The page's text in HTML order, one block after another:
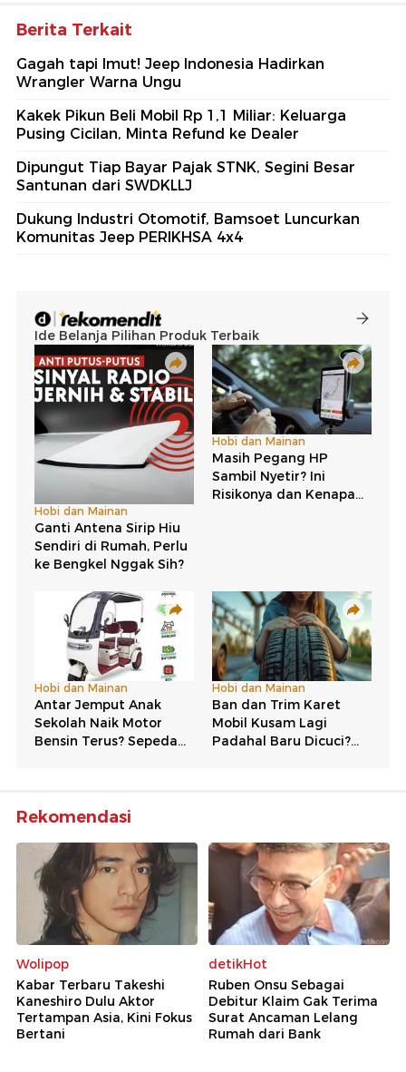
Berita Terkait
Gagah tapi Imut! Jeep Indonesia Hadirkan
Wrangler Warna Ungu
Kakek Pikun Beli Mobil Rp 1,1 Miliar: Keluarga
Pusing Cicilan, Minta Refund ke Dealer
Dipungut Tiap Bayar Pajak STNK, Segini Besar
Santunan dari SWDKLLJ
Dukung Industri Otomotif, Bamsoet Luncurkan
Komunitas Jeep PERIKHSA 4x4
Rekomendasi
Wolipop
Kabar Terbaru Takeshi
Kaneshiro Dulu Aktor
Tertampan Asia, Kini Fokus
Bertani
detikHot
Ruben Onsu Sebagai
Debitur Klaim Gak Terima
Surat Ancaman Lelang
Rumah dari Bank